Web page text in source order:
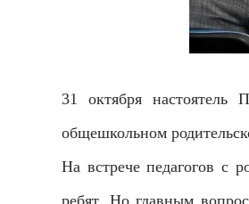
31 октября
общешкольном
На встрече педагогов с
ребят. Но главным